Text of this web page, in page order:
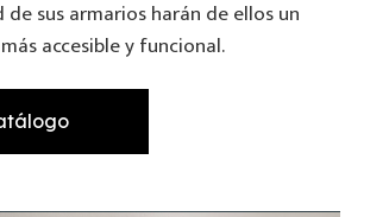
sus armarios harán de ellos un
accesible y funcional.